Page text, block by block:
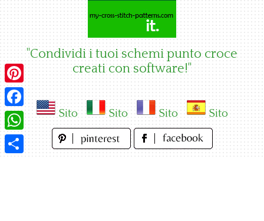
"Condividi i tuoi schemi punto croce
creati con software!"
Sito Sito Sito Sito
Pinterest
Facebook
WhatsApp